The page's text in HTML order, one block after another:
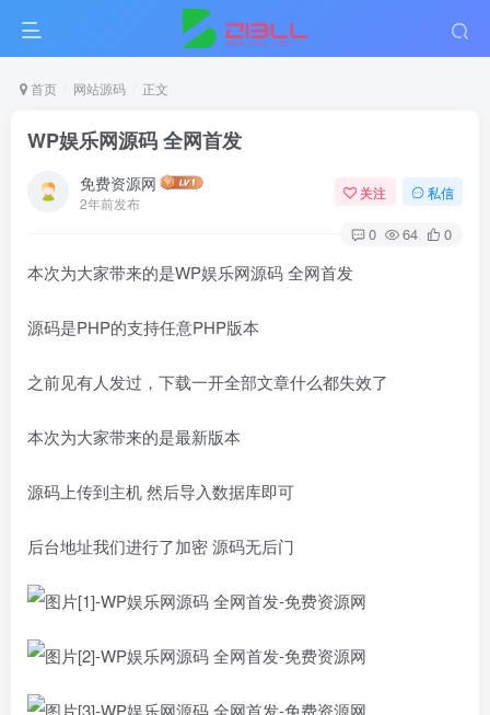
首页 网站源码 正文
WP娱乐网源码 全网首发
免费资源网
2年前发布
关注 私信
0 64 0
本次为大家带来的是WP娱乐网源码 全网首发
源码是PHP的支持任意PHP版本
之前见有人发过，下载一开全部文章什么都失效了
本次为大家带来的是最新版本
源码上传到主机 然后导入数据库即可
后台地址我们进行了加密 源码无后门